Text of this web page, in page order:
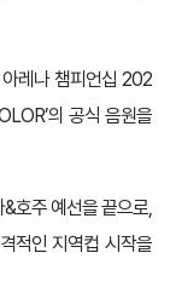
아레나 챔피언십 202
의 공식 음원을
호주 예선을 끝으로,
적인 지역컵 시작을